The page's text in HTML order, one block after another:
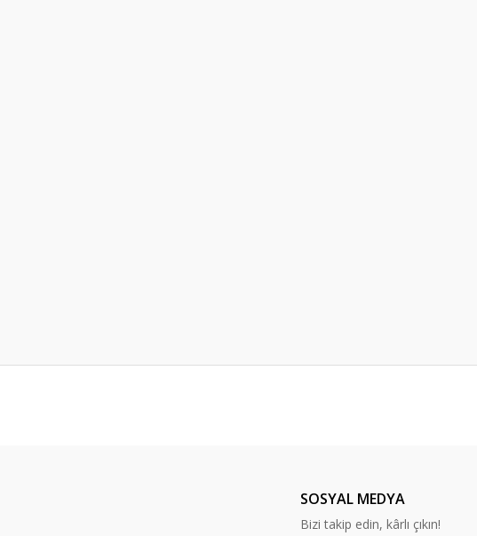
SOSYAL MEDYA
Bizi takip edin, kârlı çıkın!